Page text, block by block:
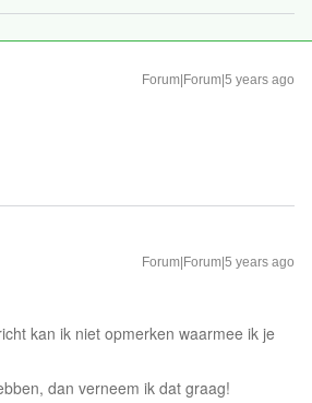
Forum|Forum|5 years ago
Forum|Forum|5 years ago
kan ik niet opmerken waarmee ik je
dan verneem ik dat graag!